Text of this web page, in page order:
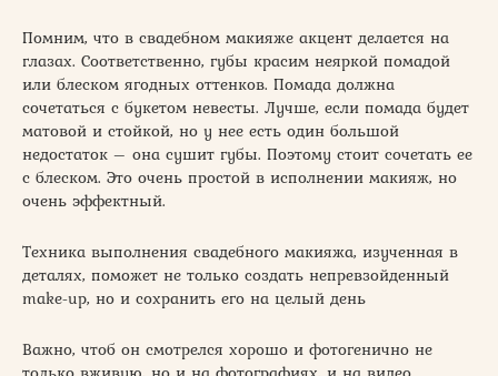
Помним, что в свадебном макияже акцент делается на
глазах. Соответственно, губы красим неяркой помадой
или блеском ягодных оттенков. Помада должна
сочетаться с букетом невесты. Лучше, если помада будет
матовой и стойкой, но у нее есть один большой
недостаток – она сушит губы. Поэтому стоит сочетать ее
с блеском. Это очень простой в исполнении макияж, но
очень эффектный.
Техника выполнения свадебного макияжа, изученная в
деталях, поможет не только создать непревзойденный
make-up, но и сохранить его на целый день
Важно, чтоб он смотрелся хорошо и фотогенично не